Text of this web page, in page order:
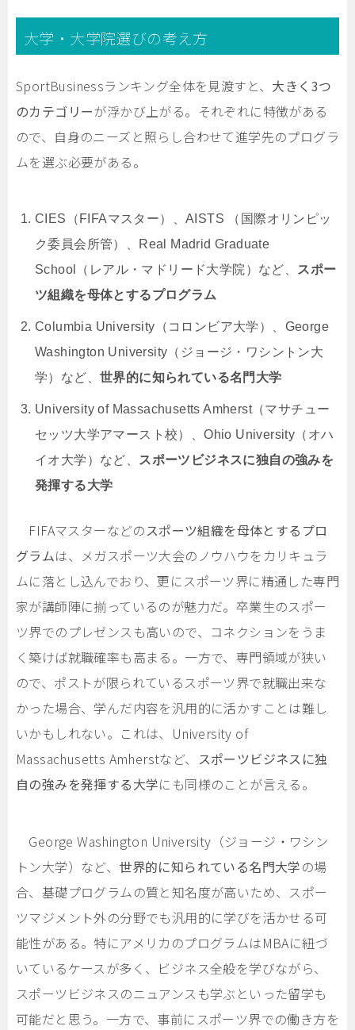
大学・大学院選びの考え方
SportBusinessランキング全体を見渡すと、 大きく 3つ
のカテゴリーが浮かび上がる。それぞれに特徴がある
ので、自身のニーズと照らし合わせて進学先のプログラ
ムを選ぶ必要がある。
CIES（FIFAマスター）、AISTS （国際オリンピッ
ク委員会所管）、Real Madrid Graduate
School（レアル・マドリード大学院）など、
スポー
ツ組織を母体とするプログラム
Columbia University（コロンビア大学）、George
Washington University（ジョージ・ワシントン大
学）など、 世界的に知られている名門大学
University of Massachusetts Amherst（マサチュー
セッツ大学アマースト校）、Ohio University（オハ
イオ大学）など、
スポーツビジネスに独自の強みを
発揮する大学
FIFAマスターなどのスポーツ組織を母体とするプロ
グラムは、メガスポーツ大会のノウハウをカリキュラ
ムに落とし込んでおり、更にスポーツ界に精通した専門
家が講師陣に揃っているのが魅力だ。卒業生のスポー
ツ界でのプレゼンスも高いので、コネクションをうま
く築けば就職確率も高まる。一方で、専門領域が狭い
ので、ポストが限られているスポーツ界で就職出来な
かった場合、学んだ内容を汎用的に活かすことは難し
いかもしれない。これは、University of
Massachusetts Amherstなど、 スポーツビジネスに独
自の強みを発揮する大学にも同様のことが言える。
George Washington University（ジョージ・ワシン
トン大学）など、 世界的に知られている名門大学の場
合、基礎プログラムの質と知名度が高いため、スポー
ツマジメント外の分野でも汎用的に学びを活かせる可
能性がある。特にアメリカのプログラムはMBAに紐づ
いているケースが多く、ビジネス全般を学びながら、
スポーツビジネスのニュアンスも学ぶといった留学も
可能だと思う。一方で、事前にスポーツ界での働き方を